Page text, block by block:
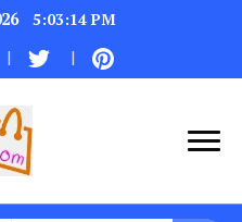
5:03:14 PM